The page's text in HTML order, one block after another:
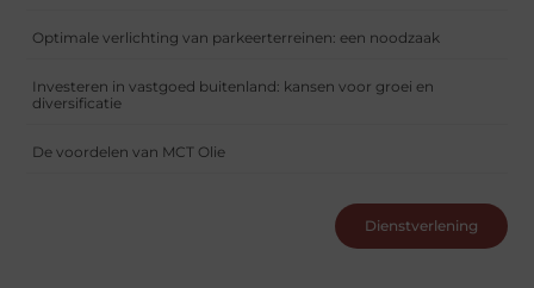
Optimale verlichting van parkeerterreinen: een noodzaak
Investeren in vastgoed buitenland: kansen voor groei en
diversificatie
De voordelen van MCT Olie
Dienstverlening